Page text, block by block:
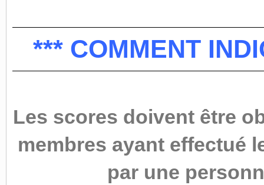
*** COMMENT
Les scores doivent être
membres ayant effectué
par une